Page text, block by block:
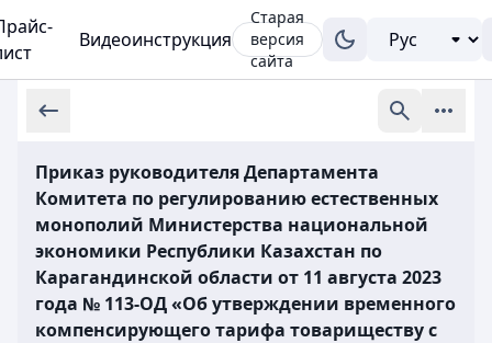
Видеоинструкция
Старая
версия
сайта
Приказ руководителя Департамента
Комитета по регулированию естественных
монополий Министерства национальной
экономики Республики Казахстан по
Карагандинской области от 11 августа 2023
года № 113-ОД «Об утверждении временного
компенсирующего тарифа товариществу с